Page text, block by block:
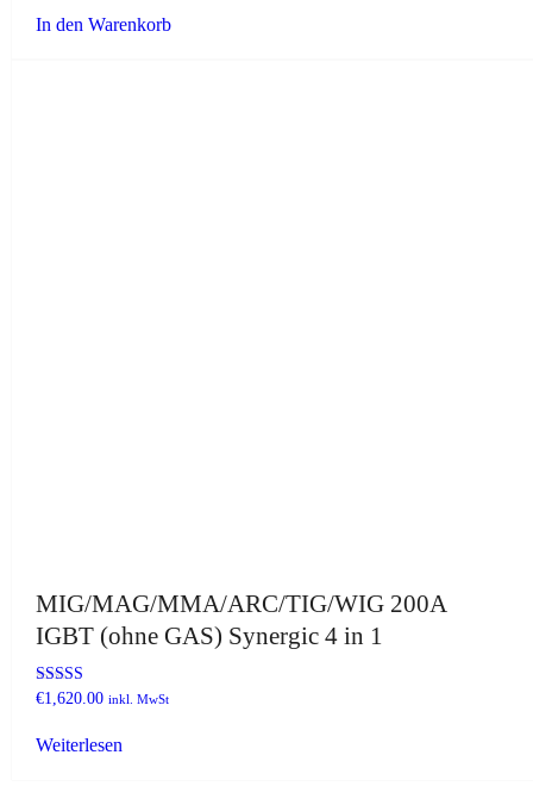
In den Warenkorb
MIG/MAG/MMA/ARC/TIG/WIG 200A
IGBT (ohne GAS) Synergic 4 in 1
Bewertet mit
€1,620.00 inkl. MwSt
Weiterlesen